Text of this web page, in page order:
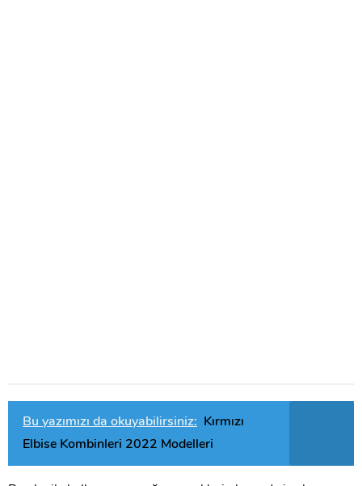
Bu yazımızı da okuyabilirsiniz:
Kırmızı
Elbise Kombinleri 2022 Modelleri